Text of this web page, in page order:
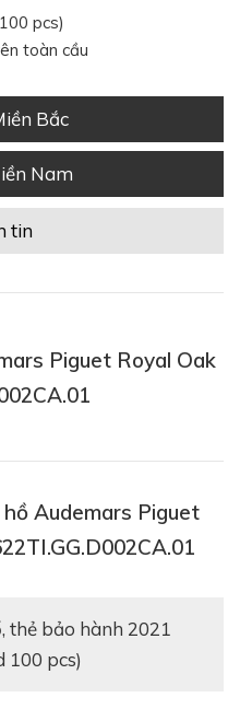
pcs)
toàn cầu
Bắc
Nam
tin
Piguet Royal Oak
Audemars Piguet
100 pcs)